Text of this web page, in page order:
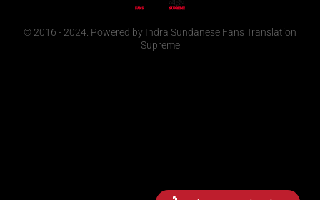
© 2016 - 2024. Powered by Indra Sundanese Fans Translation
Supreme